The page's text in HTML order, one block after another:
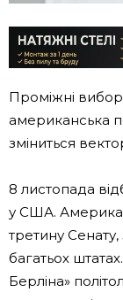
Проміжні
американська
зміниться
8 листопада
у США.
третину
багатьох
Берліна»